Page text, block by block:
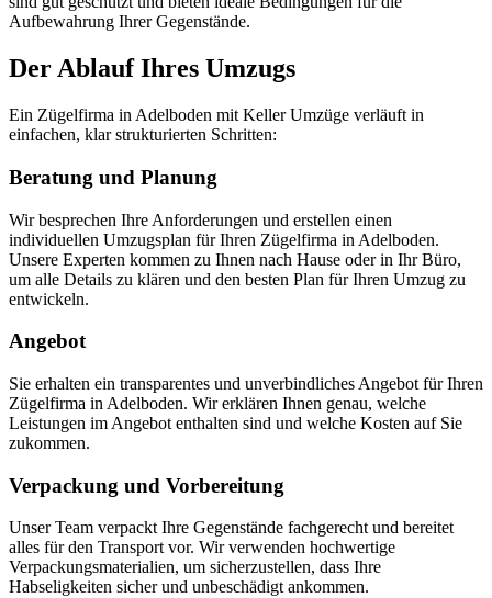
Aufbewahrung Ihrer Gegenstände.
Der Ablauf Ihres Umzugs
Ein Zügelfirma in Adelboden mit Keller Umzüge verläuft in
einfachen, klar strukturierten Schritten:
Beratung und Planung
Wir besprechen Ihre Anforderungen und erstellen einen
individuellen Umzugsplan für Ihren Zügelfirma in Adelboden.
Unsere Experten kommen zu Ihnen nach Hause oder in Ihr Büro,
um alle Details zu klären und den besten Plan für Ihren Umzug zu
entwickeln.
Angebot
Sie erhalten ein transparentes und unverbindliches Angebot für Ihren
Zügelfirma in Adelboden. Wir erklären Ihnen genau, welche
Leistungen im Angebot enthalten sind und welche Kosten auf Sie
zukommen.
Verpackung und Vorbereitung
Unser Team verpackt Ihre Gegenstände fachgerecht und bereitet
alles für den Transport vor. Wir verwenden hochwertige
Verpackungsmaterialien, um sicherzustellen, dass Ihre
Habseligkeiten sicher und unbeschädigt ankommen.